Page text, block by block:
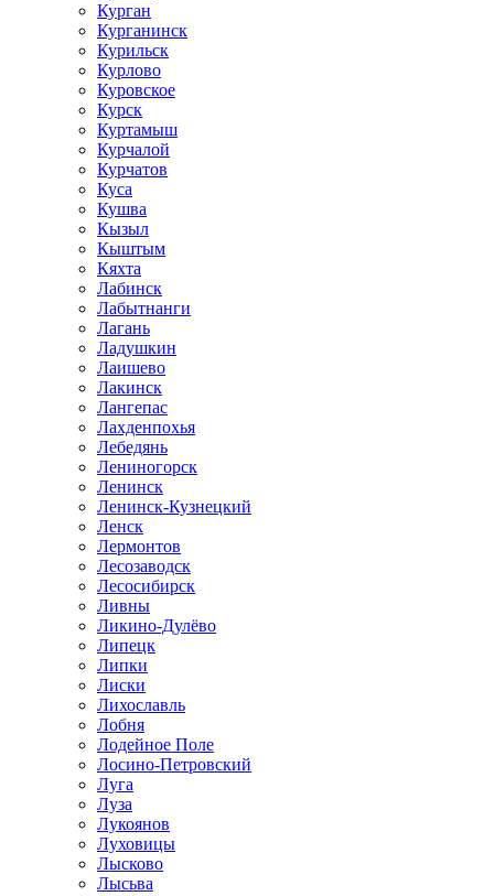
Курган
Курганинск
Курильск
Курлово
Куровское
Курск
Куртамыш
Курчалой
Курчатов
Куса
Кушва
Кызыл
Кыштым
Кяхта
Лабинск
Лабытнанги
Лагань
Ладушкин
Лаишево
Лакинск
Лангепас
Лахденпохья
Лебедянь
Лениногорск
Ленинск
Ленинск-Кузнецкий
Ленск
Лермонтов
Лесозаводск
Лесосибирск
Ливны
Ликино-Дулёво
Липецк
Липки
Лиски
Лихославль
Лобня
Лодейное Поле
Лосино-Петровский
Луга
Луза
Лукоянов
Луховицы
Лысково
Лысьва